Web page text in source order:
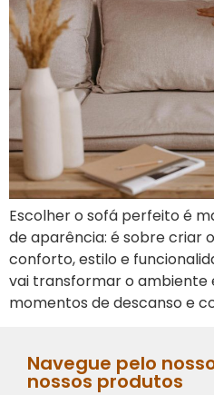
Escolher o sofá perfeito é
de aparência: é sobre criar
conforto, estilo e
vai transformar o ambiente
momentos de descanso e
Navegue pelo
nossos produtos